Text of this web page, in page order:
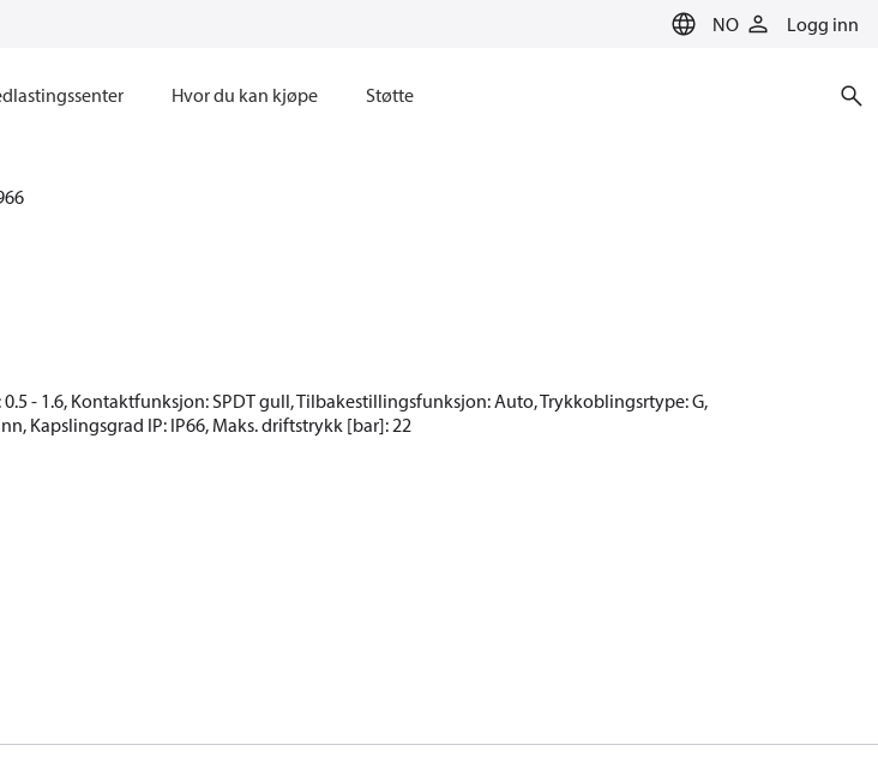
NO Logg inn
Hvor du kan kjøpe Støtte
- 1.6, Kontaktfunksjon: SPDT gull, Tilbakestillingsfunksjon: Auto, Trykkoblingsrtype: G,
Kapslingsgrad IP: IP66, Maks. driftstrykk [bar]: 22